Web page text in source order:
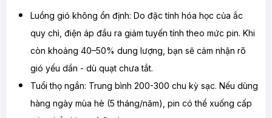
Luồng gió không ổn định: Do đặc tính hóa học của ắc
quy chì, điện áp đầu ra giảm tuyến tính theo mức pin. Khi
còn khoảng 40–50% dung lượng, bạn sẽ cảm nhận rõ
gió yếu dần - dù quạt chưa tắt.
Tuổi thọ ngắn: Trung bình 200-300 chu kỳ sạc. Nếu dùng
hàng ngày mùa hè (5 tháng/năm), pin có thể xuống cấp